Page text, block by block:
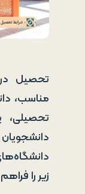
تحصیل
مناسب،
تحصیلی،
زیر را